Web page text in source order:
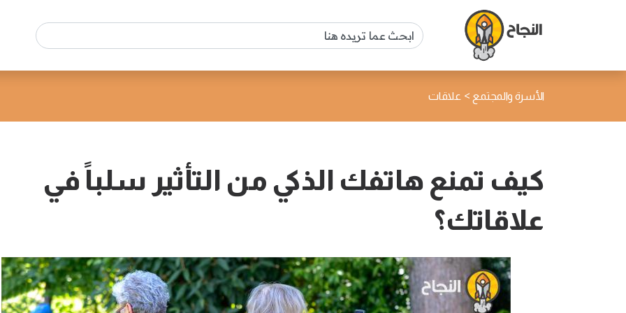
الأسرة والمجتمع > علاقات
كيف تمنع هاتفك الذكي من التأثير سلباً في
علاقاتك؟